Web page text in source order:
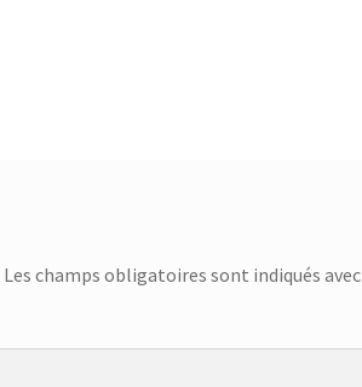
Les champs obligatoires sont indiqués avec